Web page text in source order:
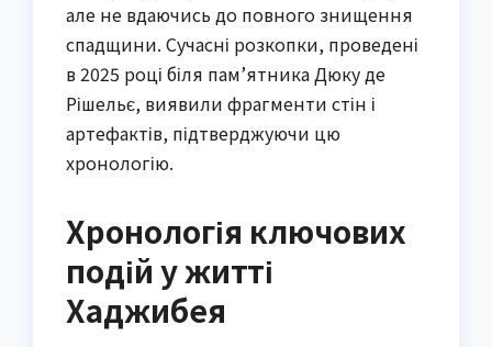
але не вдаючись до повного знищення
спадщини. Сучасні розкопки, проведені
в 2025 році біля пам’ятника Дюку де
Рішельє, виявили фрагменти стін і
артефактів, підтверджуючи цю
хронологію.
Хронологія ключових
подій у житті
Хаджибея